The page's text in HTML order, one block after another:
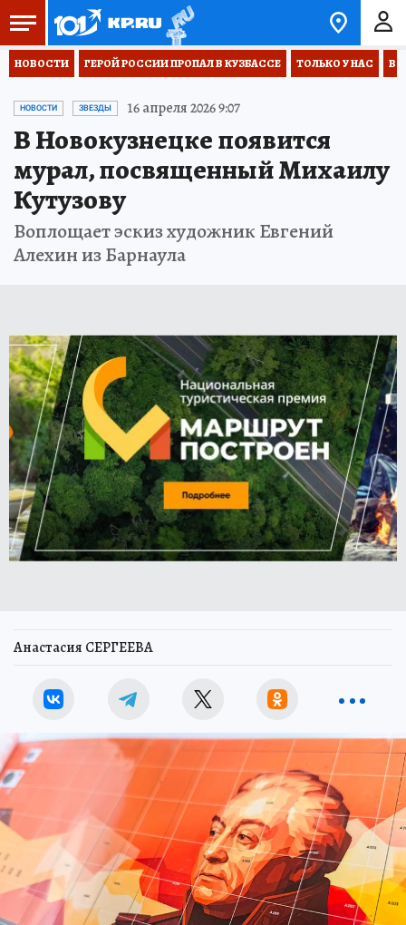
НОВОСТИ ГЕРОЙ РОССИИ ПРОПАЛ В КУЗБАССЕ ТОЛЬКО У НАС
НОВОСТИ ЗВЕЗДЫ 16 апреля 2026 9:07
В Новокузнецке появится
мурал, посвященный Михаилу
Кутузову
Воплощает эскиз художник Евгений
Алехин из Барнаула
Анастасия СЕРГЕЕВА